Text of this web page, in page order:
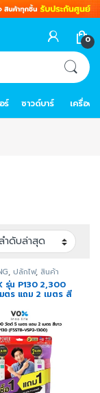
0
ร์ ซาวด์บาร์ เครื่อง
, ปลั๊กไฟ, สินค้า
ณ์เสริม,อุปกรณ์เสริม
รณ์เสริมสำหรับบ้าน ,
น ๆ
รุ่น P130 2,300
ตร แถม 2 เมตร สี